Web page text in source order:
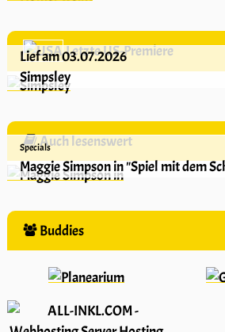
Letzte US-Premiere
Lief am 03.07.2026
Simpsley
Auch lesenswert
Specials
Maggie Simpson in "Spiel mit dem
Buddies